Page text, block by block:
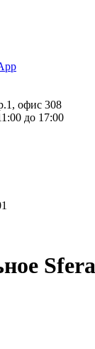
офис 308
до 17:00